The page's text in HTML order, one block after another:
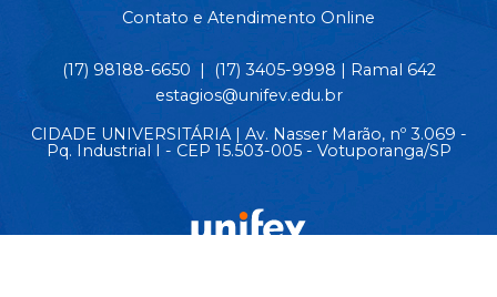
Contato e Atendimento Online
(17) 98188-6650 | (17) 3405-9998 | Ramal 642
estagios@unifev.edu.br
CIDADE UNIVERSITÁRIA | Av. Nasser Marão, nº 3.069 -
Pq. Industrial I - CEP 15.503-005 - Votuporanga/SP